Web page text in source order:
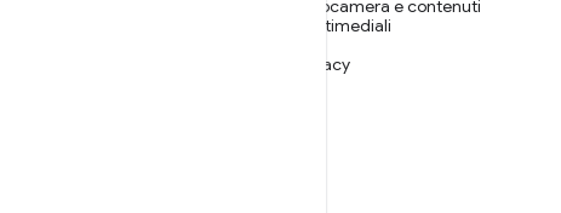
Fotocamera e contenuti
multimediali
Privacy